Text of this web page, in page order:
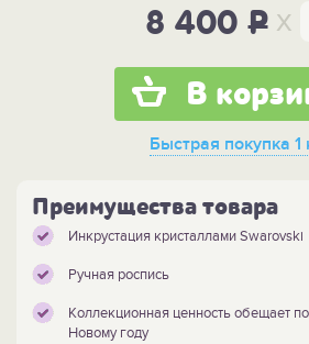
8 400P x
В
Быстрая покупка 1
Преимущества товара
Инкрустация кристаллами Swarovski
Ручная роспись
Коллекционная ценность обещает
Новому году